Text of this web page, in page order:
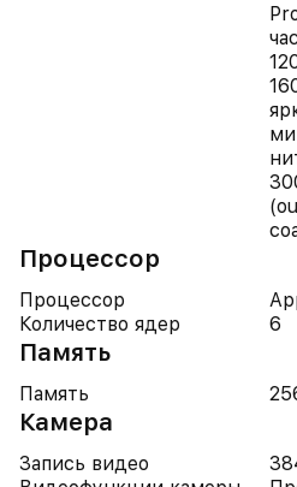
Процессор
Процессор
Количество ядер
6
Память
Память
Камера
Запись видео